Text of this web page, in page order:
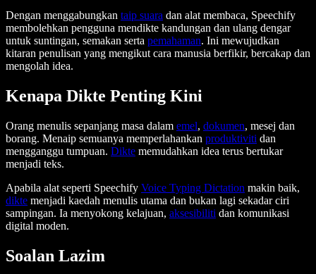
Dengan menggabungkan taip suara dan alat membaca, Speechify
membolehkan pengguna mendikte kandungan dan ulang dengar
untuk suntingan, semakan serta pemahaman. Ini mewujudkan
kitaran penulisan yang mengikut cara manusia berfikir, bercakap dan
mengolah idea.
Kenapa Dikte Penting Kini
Orang menulis sepanjang masa dalam emel, dokumen, mesej dan
borang. Menaip semuanya memperlahankan produktiviti dan
mengganggu tumpuan. Dikte memudahkan idea terus bertukar
menjadi teks.
Apabila alat seperti Speechify Voice Typing Dictation makin baik,
dikte menjadi kaedah menulis utama dan bukan lagi sekadar ciri
sampingan. Ia menyokong kelajuan, aksesibiliti dan komunikasi
digital moden.
Soalan Lazim